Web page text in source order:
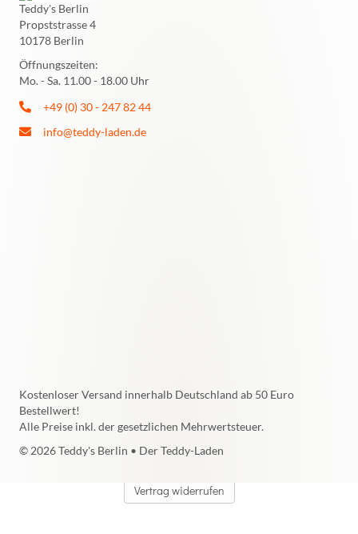
Teddy's Berlin
Propststrasse 4
10178 Berlin
Öffnungszeiten:
Mo. - Sa. 11.00 - 18.00 Uhr
+49 (0) 30 - 247 82 44
info@teddy-laden.de
© 2026 Teddy's Berlin • Der Teddy-Laden
Kostenloser Versand innerhalb Deutschland ab 50 Euro
Bestellwert!
Alle Preise inkl. der gesetzlichen Mehrwertsteuer.
Vertrag widerrufen